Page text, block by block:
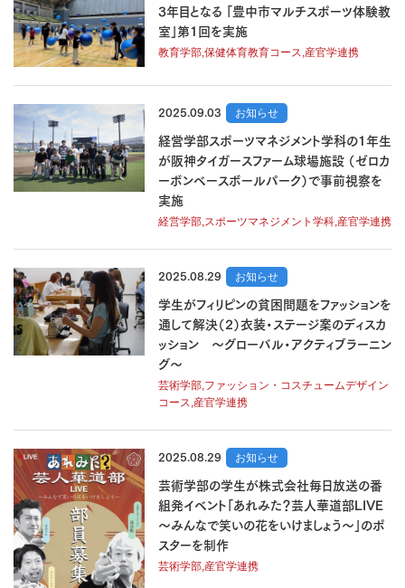
3年目となる 「豊中市マルチスポーツ体験教
室」第1回を実施
教育学部,保健体育教育コース,産官学連携
2025.09.03 お知らせ
経営学部スポーツマネジメント学科の1年生
が阪神タイガースファーム球場施設 （ゼロカ
ーボンベースボールパーク）で事前視察を
実施
経営学部,スポーツマネジメント学科,産官学連携
2025.08.29 お知らせ
学生がフィリピンの貧困問題をファッションを
通して解決（2）衣装・ステージ案のディスカ
ッション ～グローバル・アクティブラーニン
グ～
芸術学部,ファッション・コスチュームデザイン
コース,産官学連携
2025.08.29 お知らせ
芸術学部の学生が株式会社毎日放送の番
組発イベント「あれみた？芸人華道部LIVE
～みんなで笑いの花をいけましょう～」のポ
スターを制作
芸術学部,産官学連携